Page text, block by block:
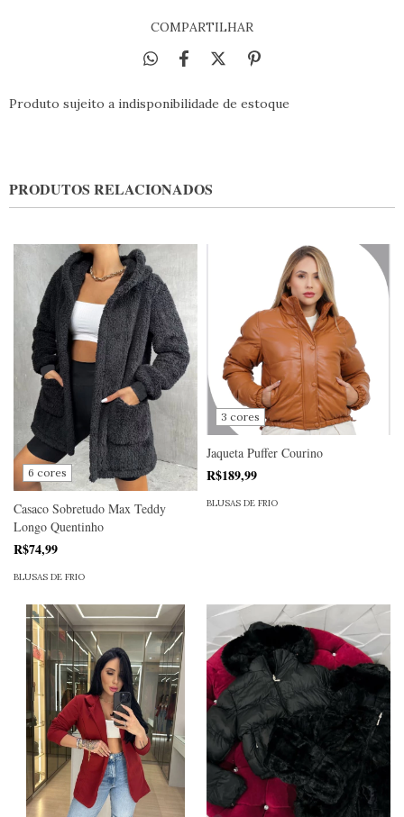
COMPARTILHAR
Produto sujeito a indisponibilidade de estoque
PRODUTOS RELACIONADOS
6 cores
Casaco Sobretudo Max Teddy
Longo Quentinho
R$74,99
BLUSAS DE FRIO
3 cores
Jaqueta Puffer Courino
R$189,99
BLUSAS DE FRIO